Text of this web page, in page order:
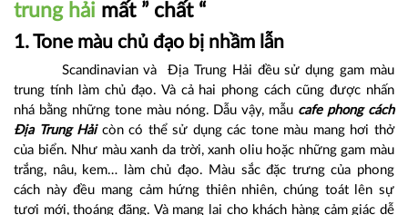
trung hải mất ” chất “
1. Tone màu chủ đạo bị nhầm lẫn
Scandinavian và Địa Trung Hải đều sử dụng gam màu
trung tính làm chủ đạo. Và cả hai phong cách cũng được nhấn
nhá bằng những tone màu nóng. Dẫu vậy, mẫu cafe phong cách
Địa Trung Hảicòn có thể sử dụng các tone màu mang hơi thở
của biển. Như màu xanh da trời, xanh oliu hoặc những gam màu
trắng, nâu, kem… làm chủ đạo. Màu sắc đặc trưng của phong
cách này đều mang cảm hứng thiên nhiên, chúng toát lên sự
tươi mới, thoáng đãng. Và mang lại cho khách hàng cảm giác dễ